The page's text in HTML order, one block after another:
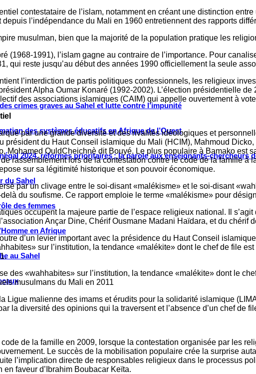
crimes graves au Sahel et lutte contre l’impunité
des systèmes éducatifs en Afrique de l’Ouest
2024, réformes prioritaires : la parole aux enseignants-chercheurs
du Sahel
des femmes
en Afrique
au Sahel
contestataire de l’islam, notamment en créant une distinction
l’indépendance du Mali en 1960 entretiennent des rapports
musulman, bien que la majorité de la population pratique les
(1968-1991), l’islam gagne au contraire de l’importance. Pour
qui reste jusqu’au début des années 1990 officiellement la seule
l’interdiction de partis politiques confessionnels, les religieux
Alpha Oumar Konaré (1992-2002). L’élection présidentielle
des associations islamiques (CAIM) qui appelle ouvertement à
par une grande diversité et des rivalités idéologiques et
président du Haut Conseil islamique du Mali (HCIM), Mahmoud
Mohamed OuldCheichnè dit Bouyé. Le plus populaire à Bamako
rassemblement lors de la contestation contre le code de la famille
sur sa légitimité historique et son pouvoir économique.
par un clivage entre le soi-disant «malékisme» et le soi-disant
du soufisme. Ce rapport emploie le terme «malékisme» pour
occupent la majeure partie de l’espace religieux national. Il
Ançar Dine, Chérif Ousmane Madani Haïdara, et du chérif
d’un levier important avec la présidence du Haut Conseil
sur l’institution, la tendance «malékite» dont le chef de file
des «wahhabites» sur l’institution, la tendance «malékite» dont le
musulmans du Mali en 2011
Ligue malienne des imams et érudits pour la solidarité islamique
la diversité des opinions qui la traversent et l’absence d’un chef de
de la famille en 2009, lorsque la contestation organisée par les
Le succès de la mobilisation populaire crée la surprise
l’implication directe de responsables religieux dans le processus
faveur d’Ibrahim Boubacar Keïta.